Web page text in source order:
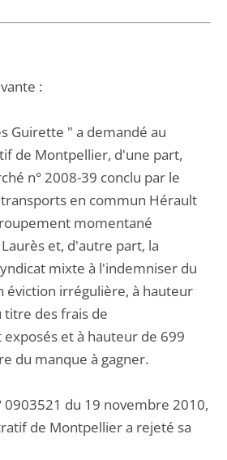
:
Guirette " a demandé au
de Montpellier, d'une part,
n° 2008-39 conclu par le
en commun Hérault
momentané
et, d'autre part, la
mixte à l'indemniser du
éviction irrégulière, à hauteur
titre des frais de
et à hauteur de 699
du manque à gagner.
0903521 du 19 novembre 2010,
de Montpellier a rejeté sa